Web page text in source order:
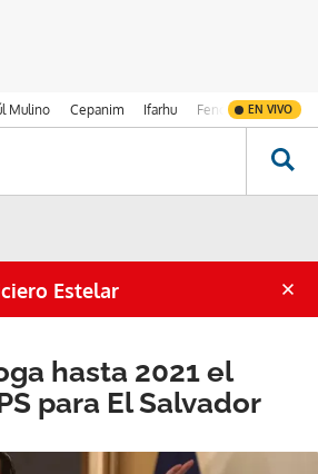
Mulino Cepanim Ifarhu Fenómeno de El
EN VIVO
Estelar
hasta 2021 el
para El Salvador